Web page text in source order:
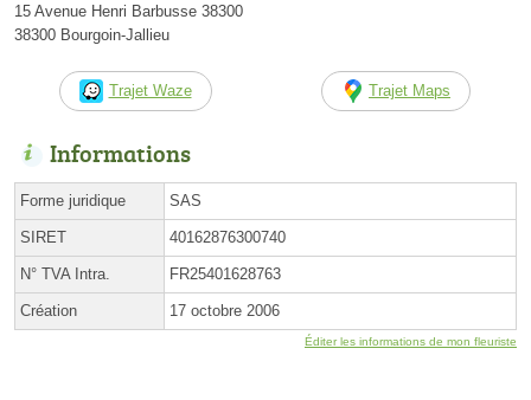
15 Avenue Henri Barbusse 38300
38300 Bourgoin-Jallieu
Trajet Waze Trajet Maps
Informations
Forme juridique SAS
SIRET 40162876300740
N° TVA Intra. FR25401628763
Création 17 octobre 2006
Éditer les informations de mon fleuriste